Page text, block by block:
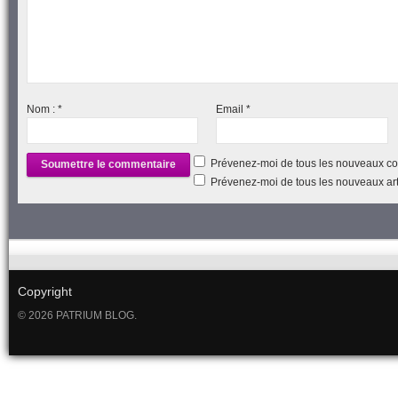
Nom : * Email*
Prévenez-moi de tous les nouveaux
Prévenez-moi de tous les nouveaux
Copyright
© 2026 PATRIUM BLOG.